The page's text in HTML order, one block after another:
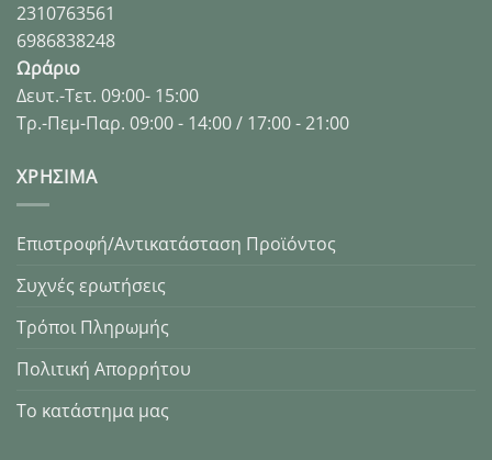
2310763561
6986838248
Ωράριο
Δευτ.-Τετ. 09:00- 15:00
Τρ.-Πεμ-Παρ. 09:00 - 14:00 / 17:00 - 21:00
XΡΉΣΙΜΑ
Επιστροφή/Αντικατάσταση Προϊόντος
Συχνές ερωτήσεις
Τρόποι Πληρωμής
Πολιτική Απορρήτου
Το κατάστημα μας